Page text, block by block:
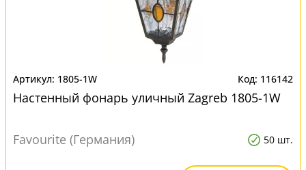
1805-1W 116142
Настенный фонарь уличный Zagreb 1805-1W
Favourite (Германия) 50 шт.